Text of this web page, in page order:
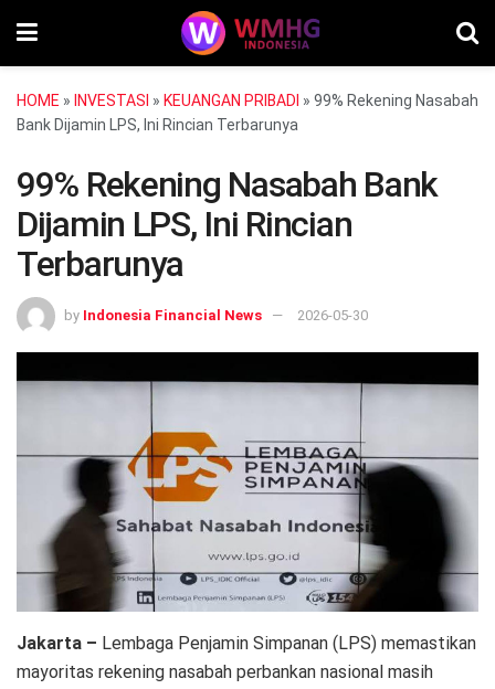
HOME » INVESTASI » KEUANGAN PRIBADI » 99% Rekening Nasabah
Bank Dijamin LPS, Ini Rincian Terbarunya
99% Rekening Nasabah Bank
Dijamin LPS, Ini Rincian
Terbarunya
by Indonesia Financial News 2026-05-30
Jakarta – Lembaga Penjamin Simpanan (LPS) memastikan
mayoritas rekening nasabah perbankan nasional masih